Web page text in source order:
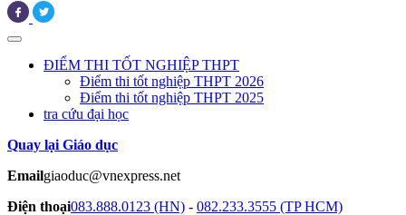
ĐIỂM THI TỐT NGHIỆP THPT
Điểm thi tốt nghiệp THPT 2026
Điểm thi tốt nghiệp THPT 2025
tra cứu đại học
Quay lại Giáo dục
Emailgiaoduc@vnexpress.net
Điện thoại083.888.0123 (HN) - 082.233.3555 (TP HCM)